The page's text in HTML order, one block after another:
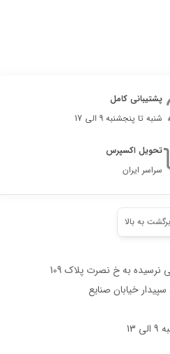
پشتیبانی کامل
شنبه تا پنجشنبه 9 الی 17
تحویل اکسپرس
سراسر ایران
برگشت به بالا
نرسیده به خ نصرت پلاک 109
خیابان صنایع